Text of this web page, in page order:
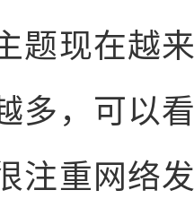
题现在越
多，可以
注重网络